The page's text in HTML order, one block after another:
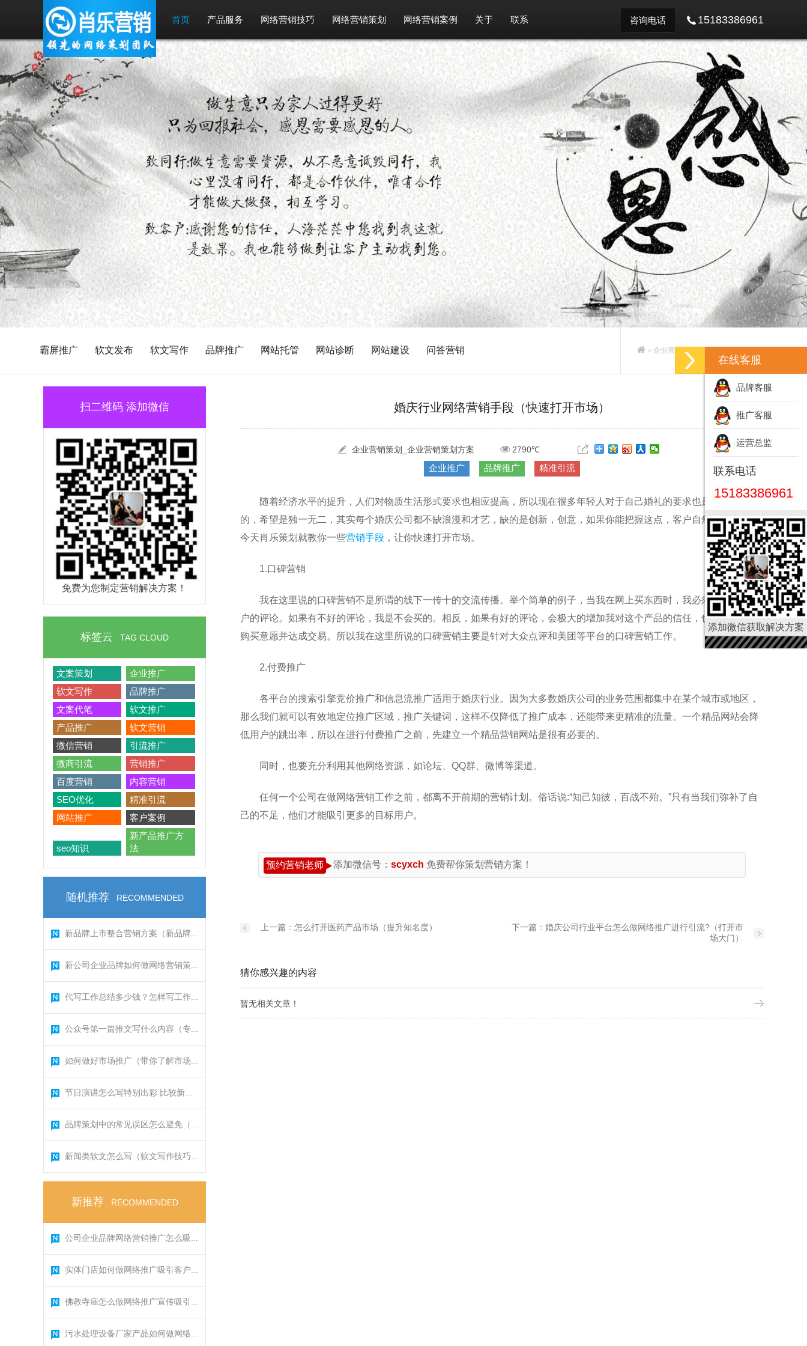
首页 产品服务 网络营销技巧 网络营销策划 网络营销案例 关于 联系 咨询电话 15183386961
霸屏推广 软文发布 软文写作 品牌推广 网站托管 网站诊断 网站建设 问答营销 > 企业营销策划_企业营销策划方案
扫二维码 添加微信
免费为您制定营销解决方案！
标签云 TAG CLOUD
文案策划
企业推广
软文写作
品牌推广
文案代笔
软文推广
产品推广
软文营销
微信营销
引流推广
微商引流
营销推广
百度营销
内容营销
SEO优化
精准引流
网站推广
客户案例
seo知识
新产品推广方
法
随机推荐 RECOMMENDED
新品牌上市整合营销方案（新品牌...
新公司企业品牌如何做网络营销策...
代写工作总结多少钱？怎样写工作...
公众号第一篇推文写什么内容（专...
如何做好市场推广（带你了解市场...
节日演讲怎么写特别出彩 比较新...
品牌策划中的常见误区怎么避免（...
新闻类软文怎么写（软文写作技巧...
新推荐 RECOMMENDED
公司企业品牌网络营销推广怎么吸...
实体门店如何做网络推广吸引客户...
佛教寺庙怎么做网络推广宣传吸引...
污水处理设备厂家产品如何做网络...
婚庆行业网络营销手段（快速打开市场）
企业营销策划_企业营销策划方案 2790℃
企业推广 品牌推广 精准引流
随着经济水平的提升，人们对物质生活形式要求也相应提高，所以现在很多年轻人对于自己婚礼的要求也是非常严格
的，希望是独一无二，其实每个婚庆公司都不缺浪漫和才艺，缺的是创新，创意，如果你能把握这点，客户自然是不缺的，
今天肖乐策划就教你一些营销手段 ，让你快速打开市场。
1.口碑营销
我在这里说的口碑营销不是所谓的线下一传十的交流传播。举个简单的例子，当我在网上买东西时，我必须查看其他用
户的评论。如果有不好的评论，我是不会买的。相反，如果有好的评论，会极大的增加我对这个产品的信任，也很容易产生
购买意愿并达成交易。所以我在这里所说的口碑营销主要是针对大众点评和美团等平台的口碑营销工作。
2.付费推广
各平台的搜索引擎竞价推广和信息流推广适用于婚庆行业。因为大多数婚庆公司的业务范围都集中在某个城市或地区，
那么我们就可以有效地定位推广区域，推广关键词，这样不仅降低了推广成本，还能带来更精准的流量。一个精品网站会降
低用户的跳出率，所以在进行付费推广之前，先建立一个精品营销网站是很有必要的。
同时，也要充分利用其他网络资源，如论坛、QQ群、微博等渠道。
任何一个公司在做网络营销工作之前，都离不开前期的营销计划。俗话说:“知己知彼，百战不殆。”只有当我们弥补了自
己的不足，他们才能吸引更多的目标用户。
预约营销老师 添加微信号： scyxch 免费帮你策划营销方案！
上一篇： 怎么打开医药产品市场（提升知名度） 下一篇： 婚庆公司行业平台怎么做网络推广进行引流?（打开市
场大门）
猜你感兴趣的内容
暂无相关文章！
在线客服
品牌客服
推广客服
运营总监
联系电话
15183386961
添加微信获取解决方案